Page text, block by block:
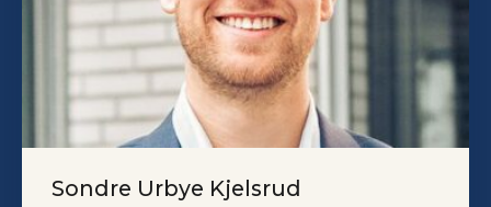
Sondre Urbye Kjelsrud